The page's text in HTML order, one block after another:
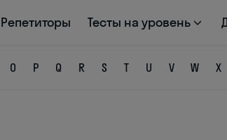
Репетиторы Тесты на уровень
O P Q R S T U V W X